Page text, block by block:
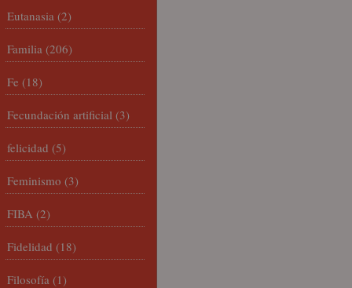
Eutanasia (2)
Familia (206)
Fe (18)
Fecundación artificial (3)
felicidad (5)
Feminismo (3)
FIBA (2)
Fidelidad (18)
Filosofía (1)